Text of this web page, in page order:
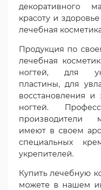
декоративного
красоту и
лечебная
Продукция по
лечебная
ногтей, для
пластины, для
восстановления
ногтей.
производители
имеют в своем
специальных
укрепителей.
Купить лечебную
можете в нашем